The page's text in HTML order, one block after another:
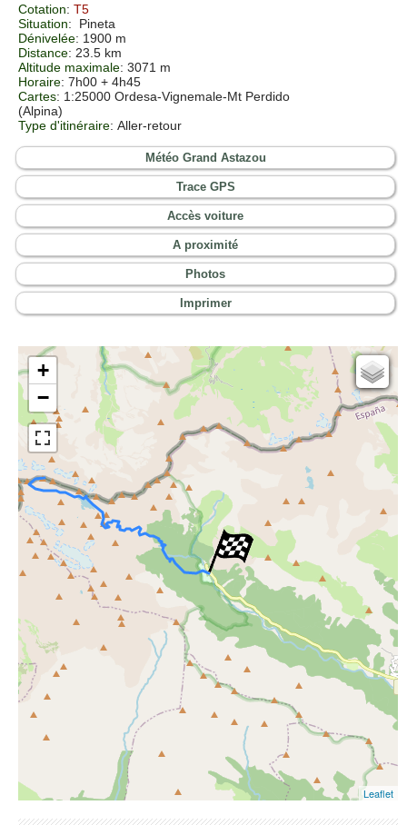
Cotation: T5
Situation:
Pineta
Dénivelée: 1900 m
Distance: 23.5 km
Altitude maximale: 3071 m
Horaire: 7h00 + 4h45
Cartes: 1:25000 Ordesa-Vignemale-Mt Perdido
(Alpina)
Type d'itinéraire: Aller-retour
Météo Grand Astazou
Trace GPS
Accès voiture
A proximité
Photos
Imprimer
+
−
Cartes IGN
Open Topo Map
Open Street Map
ESRI Word Imagery
Leaflet